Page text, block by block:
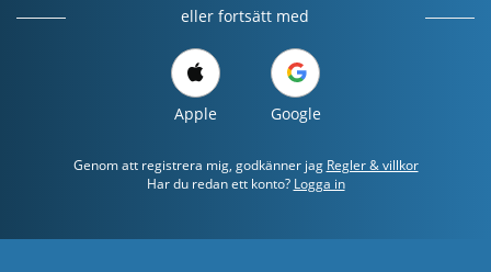
eller fortsätt med
Apple Google
Genom att registrera mig, godkänner jag Regler & villkor
Har du redan ett konto? Logga in